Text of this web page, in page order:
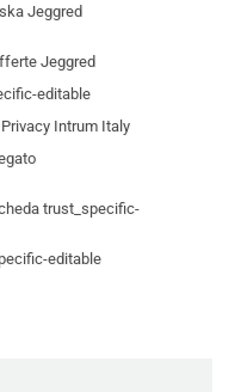
Jeggred
Jeggred
editable
Intrum Italy
trust_specific-
editable